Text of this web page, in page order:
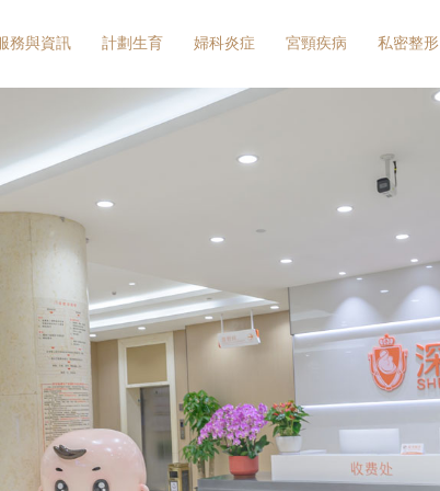
務與資訊 計劃生育 婦科炎症 宮頸疾病 私密整形